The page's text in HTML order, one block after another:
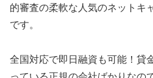
的審査の柔軟な人気のネットキ
です。
全国対応で即日融資も可能！貸